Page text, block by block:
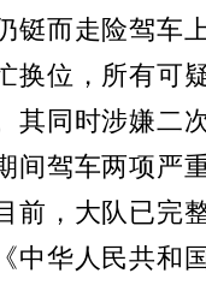
铤而走险驾车
换位，所有可
其同时涉嫌二
间驾车两项严
前，大队已完
中华人民共和